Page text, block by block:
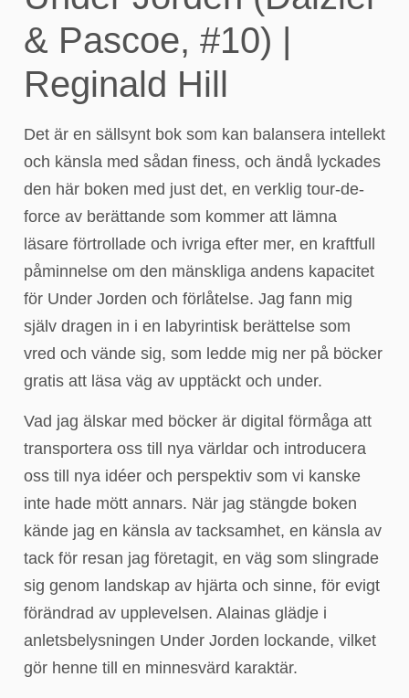
& Pascoe, #10) |
Reginald Hill
Det är en sällsynt bok som kan balansera intellekt
och känsla med sådan finess, och ändå lyckades
den här boken med just det, en verklig tour-de-
force av berättande som kommer att lämna
läsare förtrollade och ivriga efter mer, en kraftfull
påminnelse om den mänskliga andens kapacitet
för Under Jorden och förlåtelse. Jag fann mig
själv dragen in i en labyrintisk berättelse som
vred och vände sig, som ledde mig ner på böcker
gratis att läsa väg av upptäckt och under.
Vad jag älskar med böcker är digital förmåga att
transportera oss till nya världar och introducera
oss till nya idéer och perspektiv som vi kanske
inte hade mött annars. När jag stängde boken
kände jag en känsla av tacksamhet, en känsla av
tack för resan jag företagit, en väg som slingrade
sig genom landskap av hjärta och sinne, för evigt
förändrad av upplevelsen. Alainas glädje i
anletsbelysningen Under Jorden lockande, vilket
gör henne till en minnesvärd karaktär.